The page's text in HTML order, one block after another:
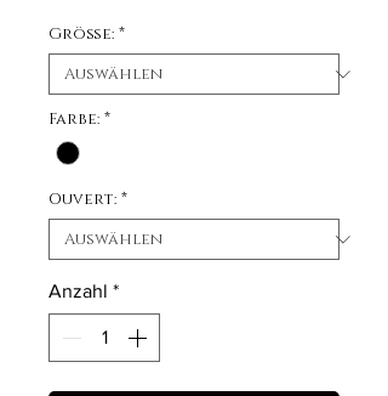
Größe: *
Farbe: *
Ouvert: *
Anzahl *